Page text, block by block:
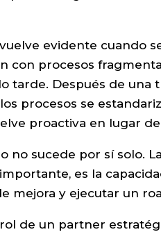
evidente cuando
con procesos
tarde. Después de una
procesos se
proactiva en lugar
no sucede por sí solo.
es la
mejora y ejecutar un
de un partner